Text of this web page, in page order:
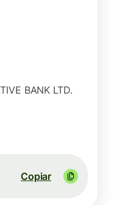
BANK LTD.
Copiar